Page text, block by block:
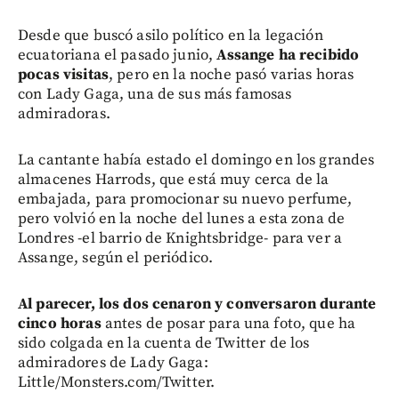
Desde que buscó asilo político en la legación
ecuatoriana el pasado junio,Assange ha recibido
pocas visitas, pero en la noche pasó varias horas
con Lady Gaga, una de sus más famosas
admiradoras.
La cantante había estado el domingo en los grandes
almacenes Harrods, que está muy cerca de la
embajada, para promocionar su nuevo perfume,
pero volvió en la noche del lunes a esta zona de
Londres -el barrio de Knightsbridge- para ver a
Assange, según el periódico.
Al parecer, los dos cenaron y conversaron durante
cinco horasantes de posar para una foto, que ha
sido colgada en la cuenta de Twitter de los
admiradores de Lady Gaga:
Little/Monsters.com/Twitter.